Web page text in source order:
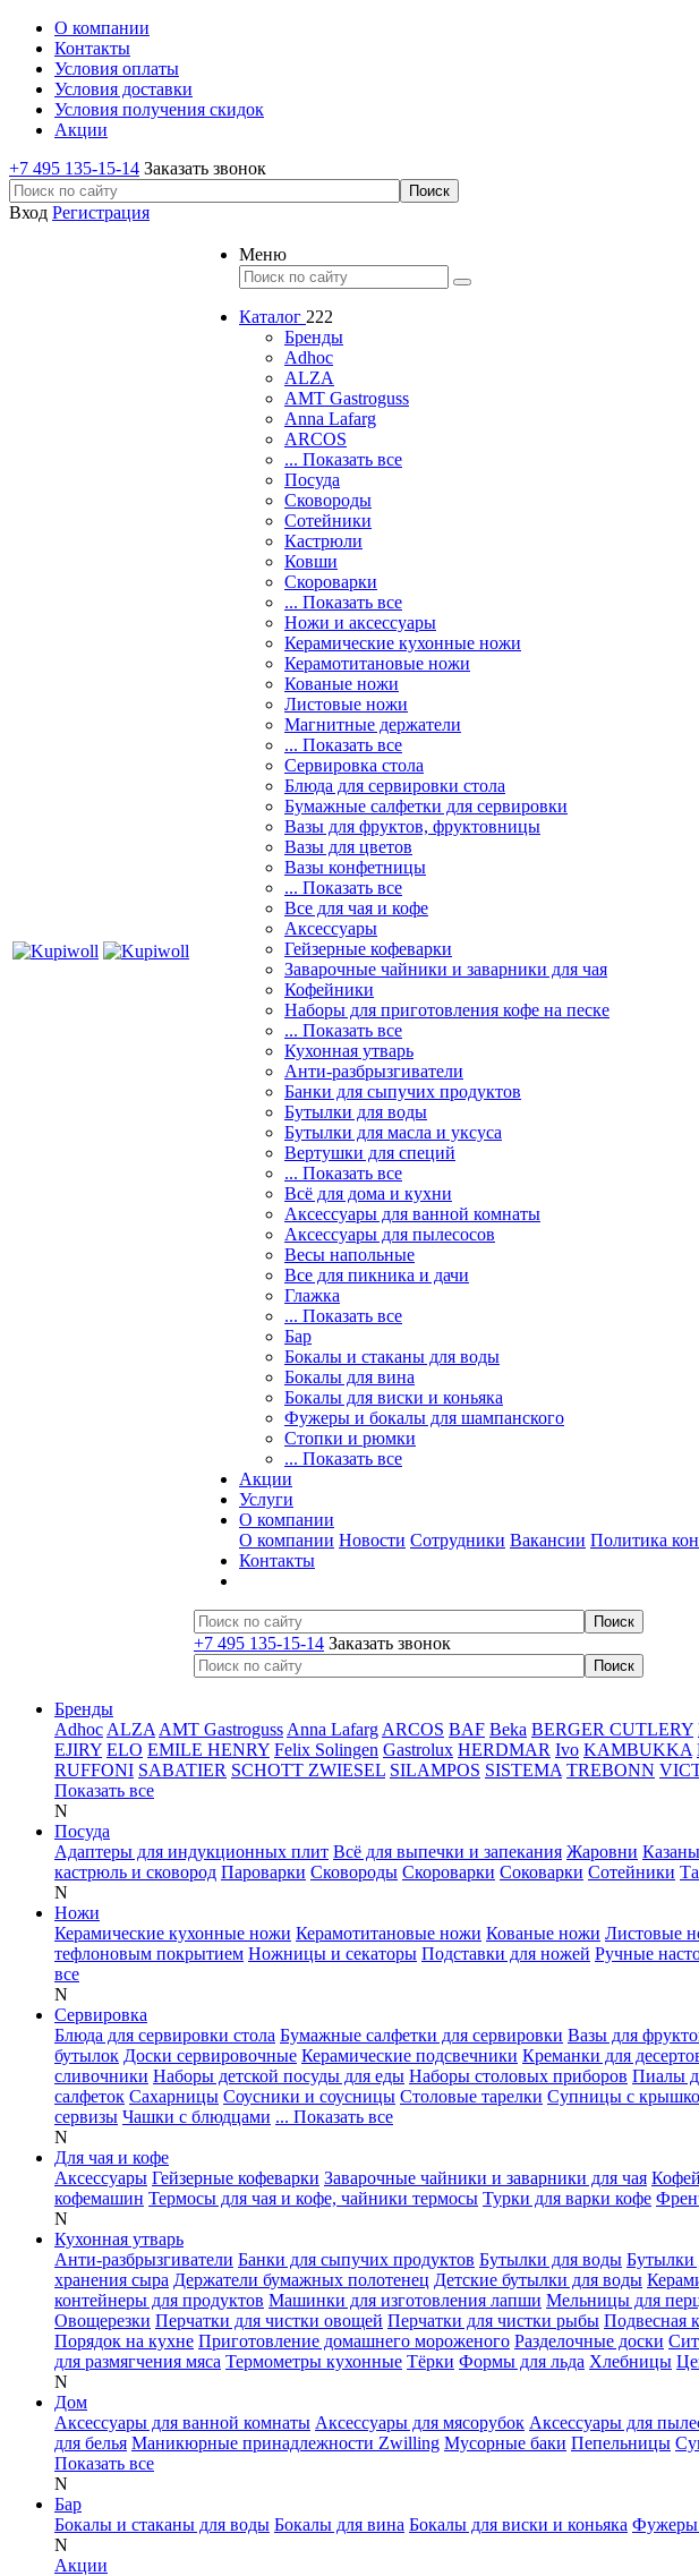
О компании
Контакты
Условия оплаты
Условия доставки
Условия получения скидок
Акции
+7 495 135-15-14 Заказать звонок
Вход Регистрация
Меню
Каталог 222
Бренды
Adhoc
ALZA
AMT Gastroguss
Anna Lafarg
ARCOS
... Показать все
Посуда
Сковороды
Сотейники
Кастрюли
Ковши
Скороварки
... Показать все
Ножи и аксессуары
Керамические кухонные ножи
Керамотитановые ножи
Кованые ножи
Листовые ножи
Магнитные держатели
... Показать все
Сервировка стола
Блюда для сервировки стола
Бумажные салфетки для сервировки
Вазы для фруктов, фруктовницы
Вазы для цветов
Вазы конфетницы
... Показать все
Все для чая и кофе
Аксессуары
Гейзерные кофеварки
Заварочные чайники и заварники для чая
Кофейники
Наборы для приготовления кофе на песке
... Показать все
Кухонная утварь
Анти-разбрызгиватели
Банки для сыпучих продуктов
Бутылки для воды
Бутылки для масла и уксуса
Вертушки для специй
... Показать все
Всё для дома и кухни
Аксессуары для ванной комнаты
Аксессуары для пылесосов
Весы напольные
Все для пикника и дачи
Глажка
... Показать все
Бар
Бокалы и стаканы для воды
Бокалы для вина
Бокалы для виски и коньяка
Фужеры и бокалы для шампанского
Стопки и рюмки
... Показать все
Акции
Услуги
О компании
О компании Новости Сотрудники Вакансии Политика
Контакты
+7 495 135-15-14 Заказать звонок
Бренды
Adhoc ALZA AMT Gastroguss Anna Lafarg ARCOS BAF Beka BERGER CUTLERY
EJIRY ELO EMILE HENRY Felix Solingen Gastrolux HERDMAR Ivo KAMBUKKA
RUFFONI SABATIER SCHOTT ZWIESEL SILAMPOS SISTEMA TREBONN
Показать все
N
Посуда
Адаптеры для индукционных плит Всё для выпечки и запекания Жаровни Казаны
кастрюль и сковород Пароварки Сковороды Скороварки Соковарки Сотейники
N
Ножи
Керамические кухонные ножи Керамотитановые ножи Кованые ножи Листовые
тефлоновым покрытием Ножницы и секаторы Подставки для ножей Ручные
все
N
Сервировка
Блюда для сервировки стола Бумажные салфетки для сервировки Вазы для
бутылок Доски сервировочные Керамические подсвечники Креманки для
сливочники Наборы детской посуды для еды Наборы столовых приборов Пиалы
салфеток Сахарницы Соусники и соусницы Столовые тарелки Супницы с
сервизы Чашки с блюдцами ... Показать все
N
Для чая и кофе
Аксессуары Гейзерные кофеварки Заварочные чайники и заварники для чая
кофемашин Термосы для чая и кофе, чайники термосы Турки для варки кофе
N
Кухонная утварь
Анти-разбрызгиватели Банки для сыпучих продуктов Бутылки для воды Бутылки
хранения сыра Держатели бумажных полотенец Детские бутылки для воды
контейнеры для продуктов Машинки для изготовления лапши Мельницы для
Овощерезки Перчатки для чистки овощей Перчатки для чистки рыбы Подвесная
Порядок на кухне Приготовление домашнего мороженого Разделочные доски
для размягчения мяса Термометры кухонные Тёрки Формы для льда Хлебницы
N
Дом
Аксессуары для ванной комнаты Аксессуары для мясорубок Аксессуары для
для белья Маникюрные принадлежности Zwilling Мусорные баки Пепельницы
Показать все
N
Бар
Бокалы и стаканы для воды Бокалы для вина Бокалы для виски и коньяка Фужеры
N
Акции